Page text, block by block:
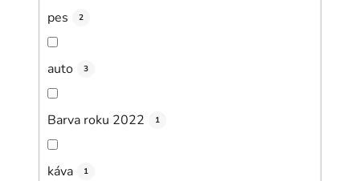
pes 2
auto 3
Barva roku 2022 1
káva 1